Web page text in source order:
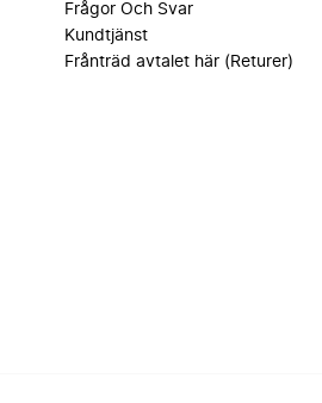
Frågor Och Svar
Kundtjänst
Frånträd avtalet här (Returer)